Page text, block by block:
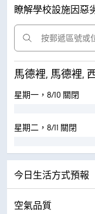
瞭解學校設施因惡
馬德裡, 馬德裡,
星期一，8/10 關閉
星期二，8/11 關閉
今日生活方式預報
空氣品質